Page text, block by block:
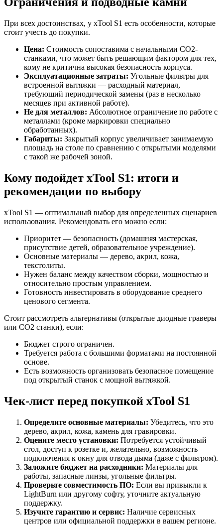
При всех достоинствах, у xTool S1 есть особенности, которые
стоит учесть до покупки.
Цена: Стоимость сопоставима с начальными CO2-
станками, что может быть решающим фактором для тех,
кому не критична высокая безопасность корпуса.
Эксплуатационные затраты: Угольные фильтры для
встроенной вытяжки — расходный материал,
требующий периодической замены (раз в несколько
месяцев при активной работе).
Не для металлов: Абсолютное ограничение по работе с
металлами (кроме маркировки специально
обработанных).
Габариты: Закрытый корпус увеличивает занимаемую
площадь на столе по сравнению с открытыми моделями
с такой же рабочей зоной.
Кому подойдет xTool S1: итоги и
рекомендации по выбору
xTool S1 — оптимальный выбор для определенных сценариев
использования. Рекомендовать его можно если:
Приоритет — безопасность (домашняя мастерская,
присутствие детей, образовательное учреждение).
Основные материалы — дерево, акрил, кожа,
текстолиты.
Нужен баланс между качеством сборки, мощностью и
относительно простым управлением.
Готовность инвестировать в оборудование среднего
ценового сегмента.
Стоит рассмотреть альтернативы (открытые диодные граверы
или CO2 станки), если:
Бюджет строго ограничен.
Требуется работа с большими форматами на постоянной
основе.
Есть возможность организовать безопасное помещение
под открытый станок с мощной вытяжкой.
Чек-лист перед покупкой xTool S1
Определите основные материалы: Убедитесь, что это
дерево, акрил, кожа, камень для гравировки.
Оцените место установки: Потребуется устойчивый
стол, доступ к розетке и, желательно, возможность
подключения к окну для отвода дыма (даже с фильтром).
Заложите бюджет на расходники: Материалы для
работы, запасные линзы, угольные фильтры.
Проверьте совместимость ПО: Если вы привыкли к
LightBurn или другому софту, уточните актуальную
поддержку.
Изучите гарантию и сервис: Наличие сервисных
центров или официальной поддержки в вашем регионе.